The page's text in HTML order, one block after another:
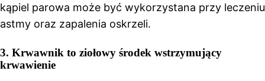
kąpiel parowa może być wykorzystana przy leczeniu
astmy oraz zapalenia oskrzeli.
3. Krwawnik to ziołowy środek wstrzymujący
krwawienie